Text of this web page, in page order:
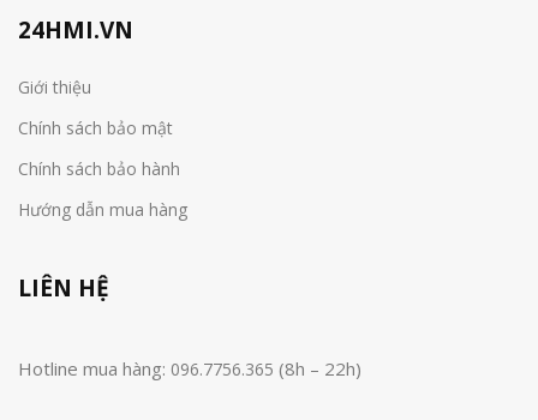
24HMI.VN
Giới thiệu
Chính sách bảo mật
Chính sách bảo hành
Hướng dẫn mua hàng
LIÊN HỆ
Hotline mua hàng: 096.7756.365 (8h – 22h)